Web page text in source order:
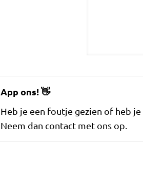
App ons!👋
Heb je een foutje gezien of heb
Neem dan contact met ons op.